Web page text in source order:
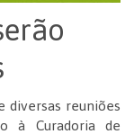
diversas reuniões
à Curadoria de